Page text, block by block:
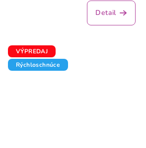
Detail
VÝPREDAJ
Rýchloschnúce